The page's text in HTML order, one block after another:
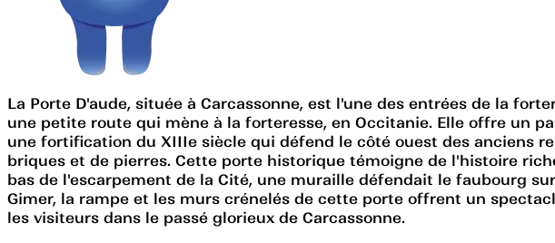
La Porte D'aude, située à Carcassonne, est l'une des entrées de la
une petite route qui mène à la forteresse, en Occitanie. Elle offre un
une fortification du XIIIe siècle qui défend le côté ouest des anciens
briques et de pierres. Cette porte historique témoigne de l'histoire
bas de l'escarpement de la Cité, une muraille défendait le faubourg
Gimer, la rampe et les murs crénelés de cette porte offrent un
les visiteurs dans le passé glorieux de Carcassonne.